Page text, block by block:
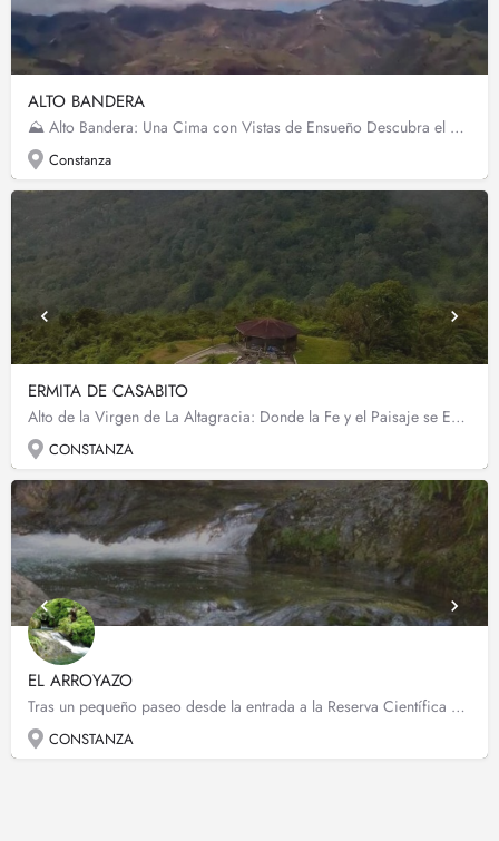
ALTO BANDERA
⛰️ Alto Bandera: Una Cima con Vistas de Ensueño Descubra el Alto Bandera, la cuarta elevación más alta de la…
Constanza
ERMITA DE CASABITO
Alto de la Virgen de La Altagracia: Donde la Fe y el Paisaje se Encuentran en el Cielo de Casabito En la…
CONSTANZA
EL ARROYAZO
Tras un pequeño paseo desde la entrada a la Reserva Científica Ébano Verde, encontrarás las aguas color…
CONSTANZA